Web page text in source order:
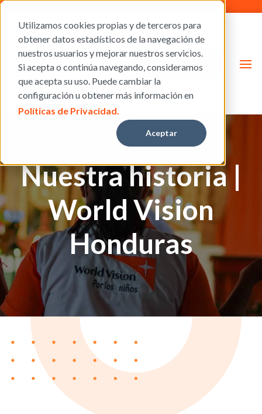
Utilizamos cookies propias y de terceros para
obtener datos estadísticos de la navegación de
nuestros usuarios y mejorar nuestros servicios.
Si acepta o continúa navegando, consideramos
que acepta su uso. Puede cambiar la
configuración u obtener más información en
Políticas de Privacidad.
Aceptar
Donar
Nuestra historia |
World Vision
Honduras